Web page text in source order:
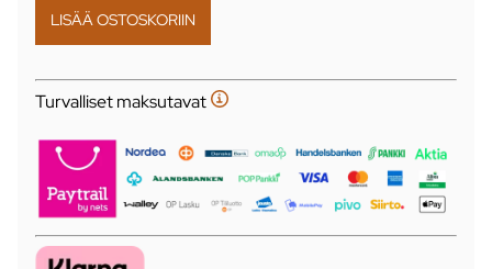
Turvalliset maksutavat